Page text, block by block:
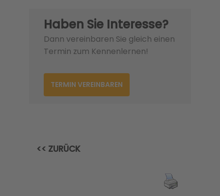
Haben Sie Interesse?
Dann vereinbaren Sie gleich einen
Termin zum Kennenlernen!
TERMIN VEREINBAREN
<< ZURÜCK